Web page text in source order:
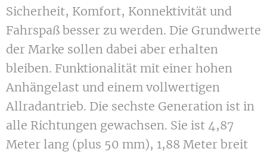
Sicherheit, Komfort, Konnektivität und
Fahrspaß besser zu werden. Die Grundwerte
der Marke sollen dabei aber erhalten
bleiben. Funktionalität mit einer hohen
Anhängelast und einem vollwertigen
Allradantrieb. Die sechste Generation ist in
alle Richtungen gewachsen. Sie ist 4,87
Meter lang (plus 50 mm), 1,88 Meter breit